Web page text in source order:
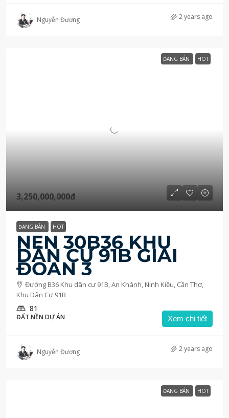
Nguyễn Đương 2 years ago
ĐANG BÁN HOT
3,250,000,000đ
ĐANG BÁN HOT
NỀN 30B36 KHU
DÂN CƯ 91B GIAI
ĐOẠN 3
Đường B36 Khu dân cư 91B, An Khánh, Ninh Kiều, Cần Thơ,
Khu Dân Cư 91B
81
ĐẤT NỀN DỰ ÁN Xem chi tiết
Nguyễn Đương 2 years ago
ĐANG BÁN HOT